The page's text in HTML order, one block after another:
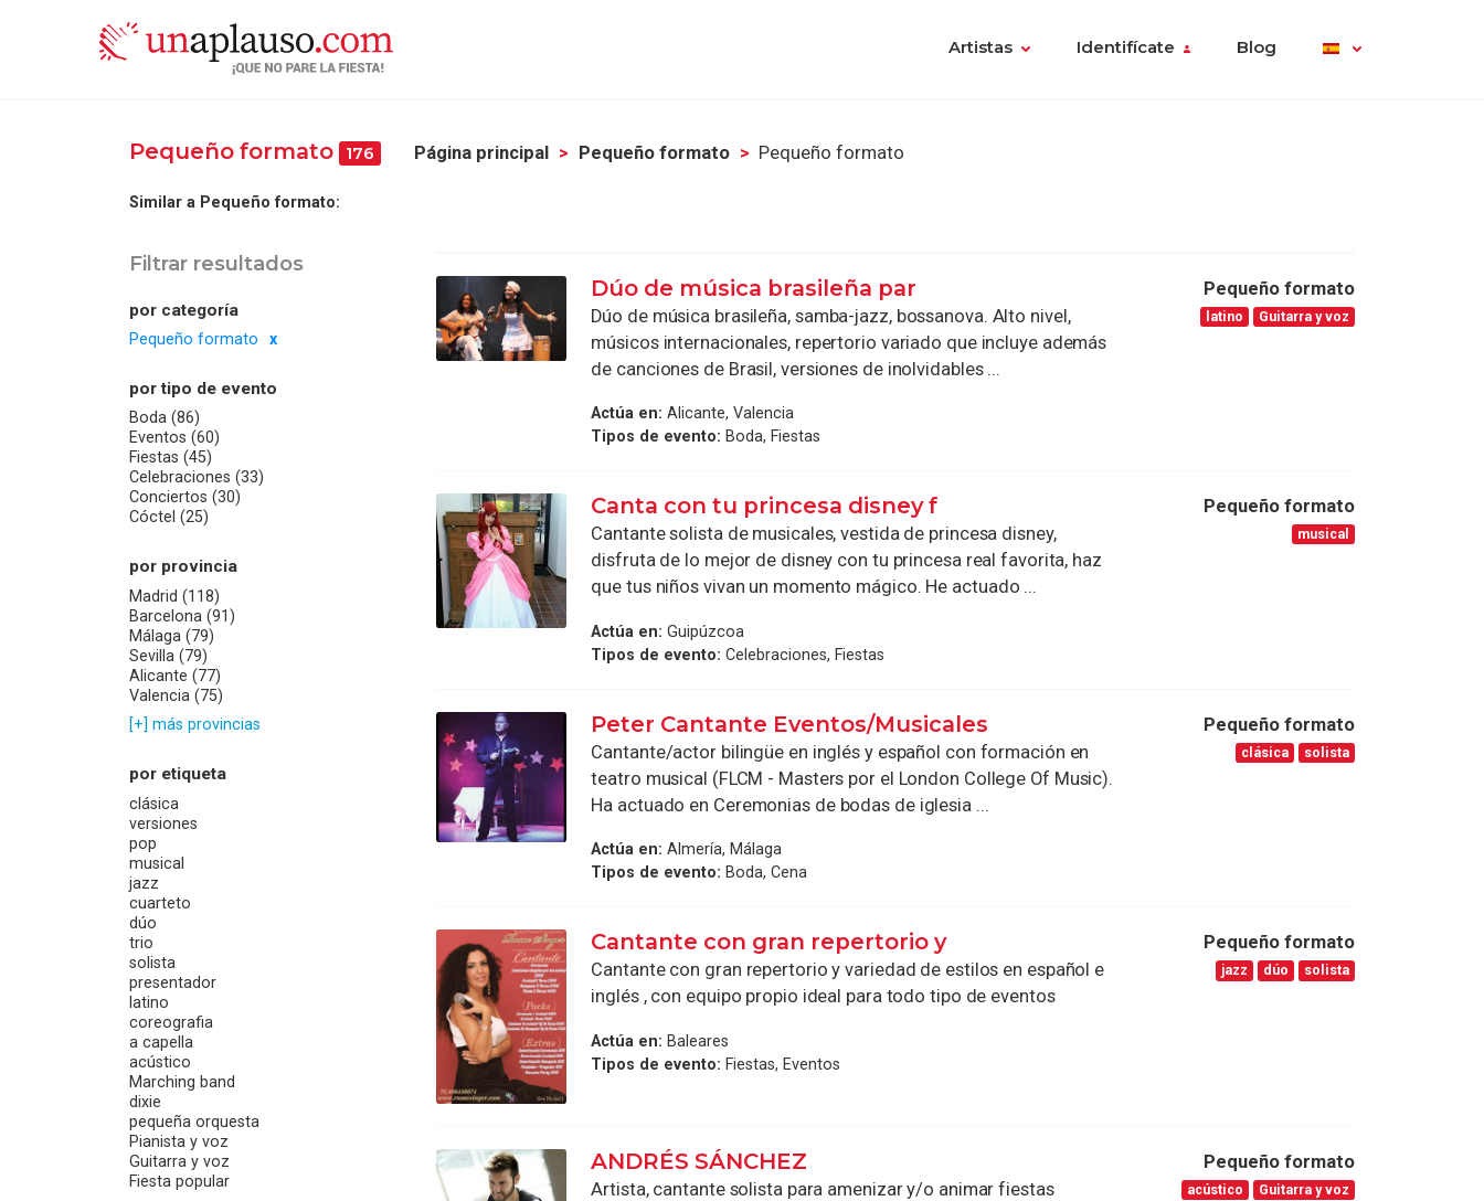
Artistas Identifícate Blog
Pequeño formato 176 Página principal Pequeño formato Pequeño formato
Similar a Pequeño formato:
Filtrar resultados
por categoría
Pequeño formato
por tipo de evento
Boda (86)
Eventos (60)
Fiestas (45)
Celebraciones (33)
Conciertos (30)
Cóctel (25)
por provincia
Madrid (118)
Barcelona (91)
Málaga (79)
Sevilla (79)
Alicante (77)
Valencia (75)
[+] más provincias
por etiqueta
clásica
versiones
pop
musical
jazz
cuarteto
dúo
trio
solista
presentador
latino
coreografia
a capella
acústico
Marching band
dixie
pequeña orquesta
Pianista y voz
Guitarra y voz
Fiesta popular
Dúo de música brasileña par
Dúo de música brasileña, samba-jazz, bossanova. Alto nivel,
músicos internacionales, repertorio variado que incluye además
de canciones de Brasil, versiones de inolvidables ...
Actúa en: Alicante, Valencia
Tipos de evento: Boda, Fiestas
Pequeño formato
latino Guitarra y voz
Canta con tu princesa disney f
Cantante solista de musicales, vestida de princesa disney,
disfruta de lo mejor de disney con tu princesa real favorita, haz
que tus niños vivan un momento mágico. He actuado ...
Actúa en: Guipúzcoa
Tipos de evento: Celebraciones, Fiestas
Pequeño formato
musical
Peter Cantante Eventos/Musicales
Cantante/actor bilingüe en inglés y español con formación en
teatro musical (FLCM - Masters por el London College Of Music).
Ha actuado en Ceremonias de bodas de iglesia ...
Actúa en: Almería, Málaga
Tipos de evento: Boda, Cena
Pequeño formato
clásica solista
Cantante con gran repertorio y
Cantante con gran repertorio y variedad de estilos en español e
inglés , con equipo propio ideal para todo tipo de eventos
Actúa en: Baleares
Tipos de evento: Fiestas, Eventos
Pequeño formato
jazz dúo solista
ANDRÉS SÁNCHEZ
Artista, cantante solista para amenizar y/o animar fiestas
Pequeño formato
acústico Guitarra y voz